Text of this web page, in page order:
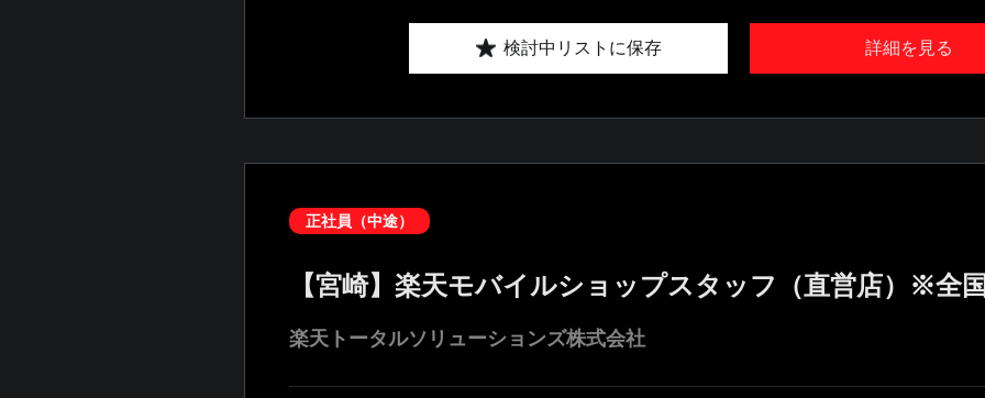
詳細を見る
検討中リストに保存
正社員（中途）
【宮崎】楽天モバイルショップスタッフ（直営店）※全
楽天トータルソリューションズ株式会社